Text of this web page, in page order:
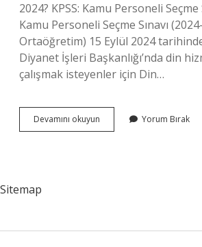
2024? KPSS: Kamu Personeli Seçme
Kamu Personeli Seçme Sınavı
Ortaöğretim) 15 Eylül 2024
Diyanet İşleri Başkanlığı’nda din
çalışmak isteyenler için Din…
Devamını okuyun
B
Yorum Bırak
Sitemap